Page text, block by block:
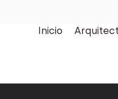
Inicio